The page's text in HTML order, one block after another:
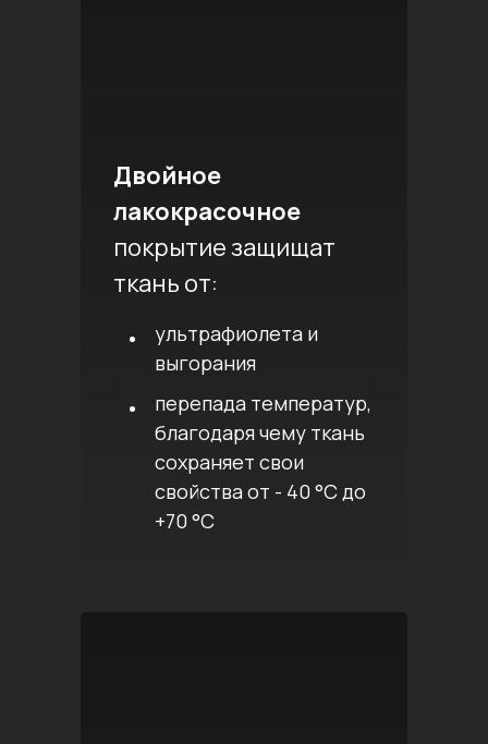
Двойное
лакокрасочное
покрытие защищат
ткань от:
ультрафиолета и
выгорания
перепада температур,
благодаря чему ткань
сохраняет свои
свойства от - 40 °C до
+70 °C